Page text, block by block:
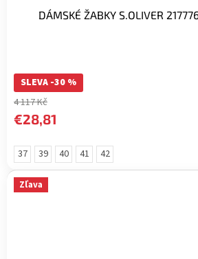
DÁMSKÉ ŽABKY S.OLIVER
SLEVA -30 %
4 117 Kč
€28,81
37 39 40 41 42
Zľava